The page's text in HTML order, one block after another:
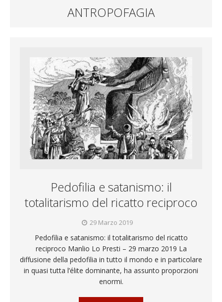
ANTROPOFAGIA
Pedofilia e satanismo: il
totalitarismo del ricatto reciproco
29 Marzo 2019
Pedofilia e satanismo: il totalitarismo del ricatto
reciproco Manlio Lo Presti – 29 marzo 2019 La
diffusione della pedofilia in tutto il mondo e in particolare
in quasi tutta l’élite dominante, ha assunto proporzioni
enormi.